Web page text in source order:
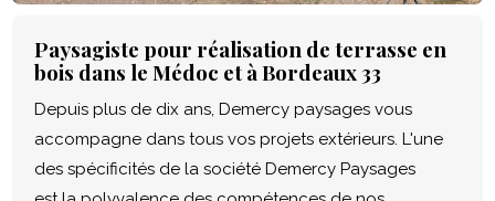
Paysagiste pour réalisation de terrasse en
bois dans le Médoc et à Bordeaux 33
Depuis plus de dix ans, Demercy paysages vous
accompagne dans tous vos projets extérieurs. L'une
des spécificités de la société Demercy Paysages